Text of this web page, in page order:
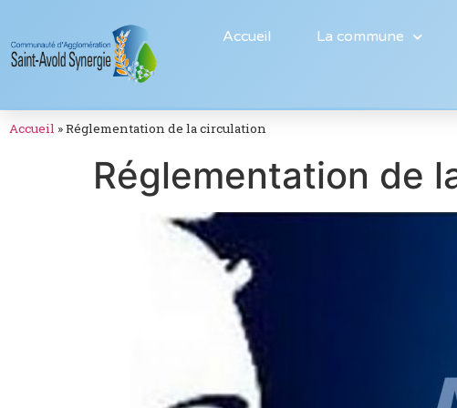
Accueil La commune
Accueil »Réglementation de la circulation
Réglementation de